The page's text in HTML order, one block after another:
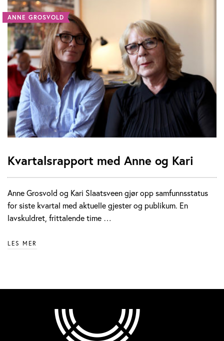
ANNE GROSVOLD
Kvartalsrapport med Anne og Kari
Anne Grosvold og Kari Slaatsveen gjør opp samfunnsstatus
for siste kvartal med aktuelle gjester og publikum. En
lavskuldret, frittalende time …
LES MER